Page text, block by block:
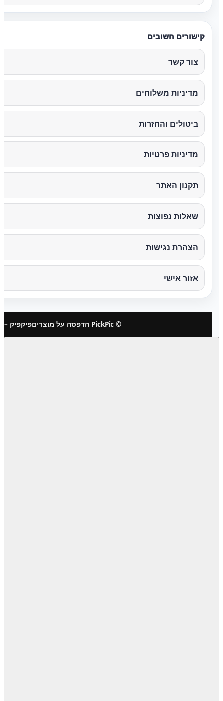
קישורים חשובים
צור קשר
מדיניות משלוחים
ביטולים והחזרות
מדיניות פרטיות
תקנון האתר
שאלות נפוצות
הצהרת נגישות
אזור אישי
© PickPic הדפסה על מוצרים פיקפיק –